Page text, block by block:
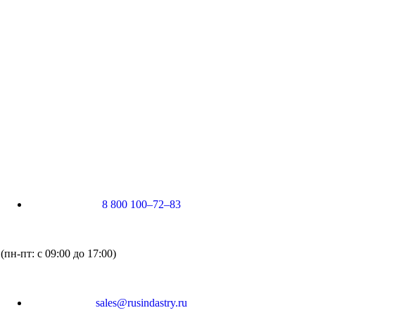
8 800 100–72–83
(пн-пт: с 09:00 до 17:00)
sales@rusindastry.ru